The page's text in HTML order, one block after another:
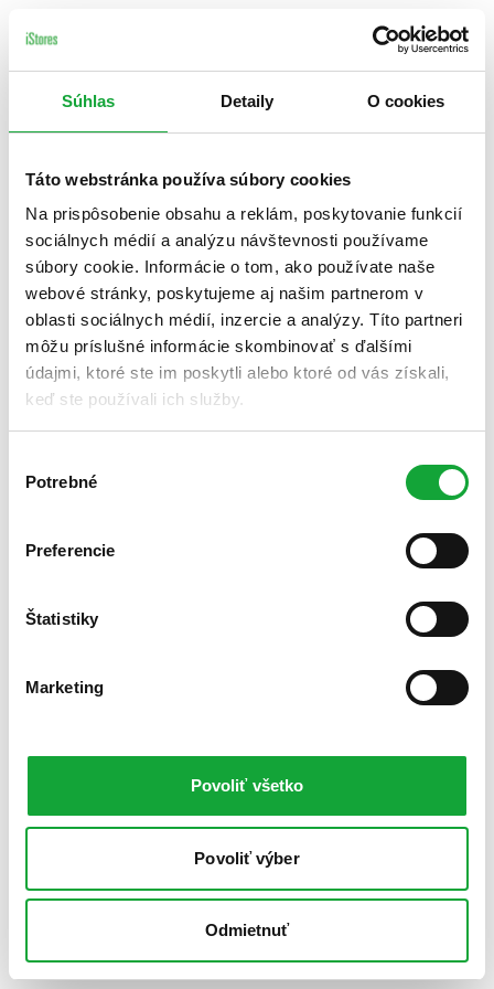
Súhlas Detaily O cookies
Táto webstránka používa súbory cookies
Na prispôsobenie obsahu a reklám, poskytovanie funkcií
sociálnych médií a analýzu návštevnosti používame
súbory cookie. Informácie o tom, ako používate naše
webové stránky, poskytujeme aj našim partnerom v
oblasti sociálnych médií, inzercie a analýzy. Títo partneri
môžu príslušné informácie skombinovať s ďalšími
údajmi, ktoré ste im poskytli alebo ktoré od vás získali,
keď ste používali ich služby.
súhlasu
Potrebné
Preferencie
Štatistiky
Marketing
Povoliť všetko
Povoliť výber
Odmietnuť